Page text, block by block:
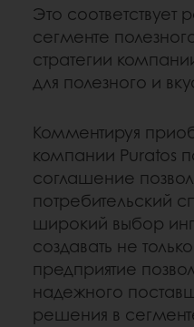
Это
сегменте
стратегии
для полезного и
Комментируя
компании Puratos
соглашение
потребительский
широкий выбор
создавать не
предприятие
надежного
решения в